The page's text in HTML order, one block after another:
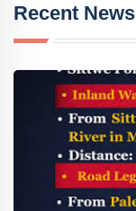
Recent News